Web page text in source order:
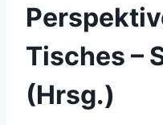
Tisches –
(Hrsg.)